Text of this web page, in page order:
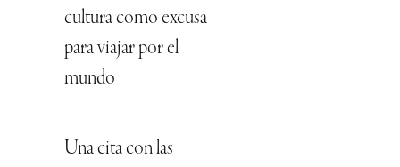
cultura como excusa
para viajar por el
mundo
Una cita con las